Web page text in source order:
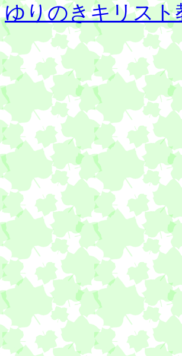
ゆりのきキリスト